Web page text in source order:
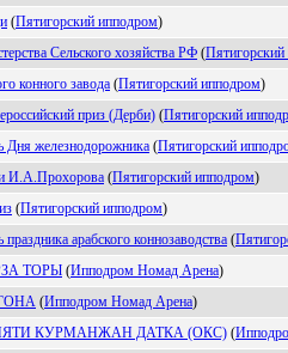
(Пятигoрcкий иппoдрoм)
Сельского хозяйства РФ (
конного завода (Пятигoрcкий иппoдрoм)
приз (Дерби) (Пятигорский
Дня железнодорожника (Пятигоpcкий
И.А.Прохорова (Пятигорский ипподром)
(Пятигоpский ипподpом)
праздника арабского коннозаводства (
ТОРЫ (Иппoдрoм Hoмад Aрена)
(Иппoдрoм Нoмaд Aрeнa)
КУРМАНЖАН ДАТКА (ОКС) (